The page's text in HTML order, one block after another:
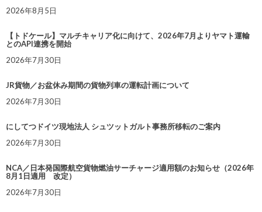
2026年8月5日
【トドケール】マルチキャリア化に向けて、2026年7月よりヤマト運輸
とのAPI連携を開始
2026年7月30日
JR貨物／お盆休み期間の貨物列車の運転計画について
2026年7月30日
にしてつドイツ現地法人 シュツットガルト事務所移転のご案内
2026年7月30日
NCA／日本発国際航空貨物燃油サーチャージ適用額のお知らせ（2026年
8月1日適用 改定）
2026年7月30日